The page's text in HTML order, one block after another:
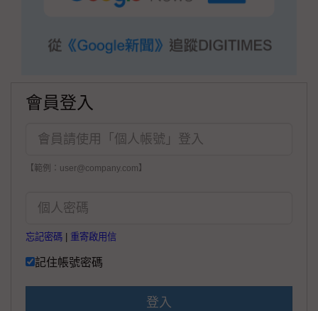
會員登入
【範例：user@company.com】
忘記密碼 重寄啟用信
記住帳號密碼
登入